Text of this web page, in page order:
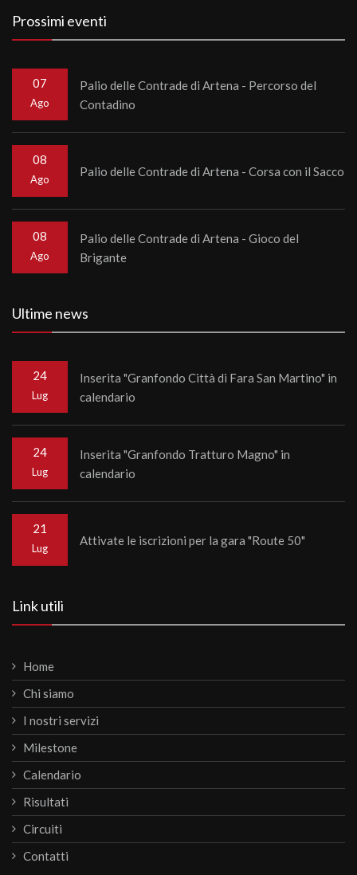
Prossimi eventi
07
Ago
Palio delle Contrade di Artena - Percorso del
Contadino
08
Ago
Palio delle Contrade di Artena - Corsa con il Sacco
08
Ago
Palio delle Contrade di Artena - Gioco del
Brigante
Ultime news
24
Lug
Inserita "Granfondo Città di Fara San Martino" in
calendario
24
Lug
Inserita "Granfondo Tratturo Magno" in
calendario
21
Lug
Attivate le iscrizioni per la gara "Route 50"
Link utili
Home
Chi siamo
I nostri servizi
Milestone
Calendario
Risultati
Circuiti
Contatti